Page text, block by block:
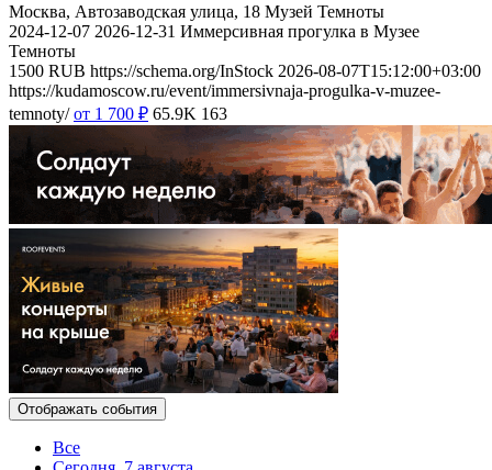
Москва, Автозаводская улица, 18 Музей Темноты
2024-12-07 2026-12-31 Иммерсивная прогулка в Музее
Темноты
1500 RUB https://schema.org/InStock 2026-08-07T15:12:00+03:00
https://kudamoscow.ru/event/immersivnaja-progulka-v-muzee-
temnoty/ от 1 700 ₽ 65.9K 163
Отображать события
Все